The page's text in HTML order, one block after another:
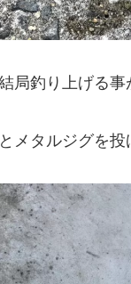
局釣り上げる事
メタルジグを投